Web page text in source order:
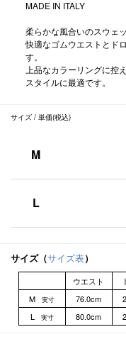
MADE IN ITALY
柔らかな風合いのスウェ
快適なゴムウエストとド
す。
上品なカラーリングに控
スタイルに最適です。
サイズ / 単価(税込)
M
L
サイズ（サイズ表）
ウエスト
M 実寸 76.0cm
L
実寸 80.0cm